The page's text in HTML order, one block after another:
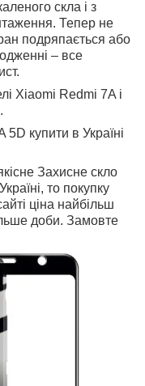
скла і з
Тепер не
подряпається або
– все
Xiaomi Redmi 7A і
купити в Україні
Захисне скло
то покупку
ціна найбільш
доби. Замовте